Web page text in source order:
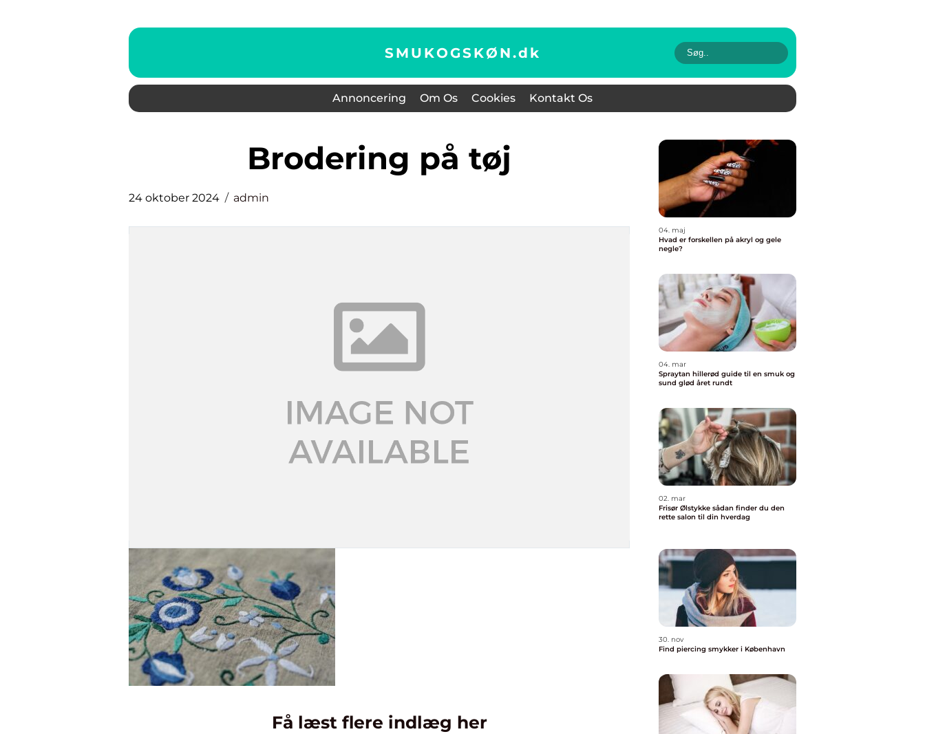
SMUKOGSKØN.dk
Annoncering Om Os Cookies Kontakt Os
brodering på tøj
24 oktober 2024 admin
Få læst flere indlæg her
04. maj
Hvad er forskellen på akryl og gele
negle?
04. mar
Spraytan hillerød guide til en smuk og
sund glød året rundt
02. mar
Frisør Ølstykke sådan finder du den
rette salon til din hverdag
30. nov
Find piercing smykker i København